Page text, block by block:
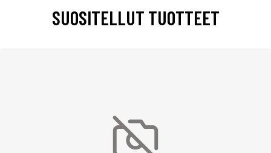
SUOSITELLUT TUOTTEET